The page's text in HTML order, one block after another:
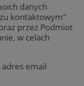
danych
kontaktowym"
przez Podmiot
w celach
email